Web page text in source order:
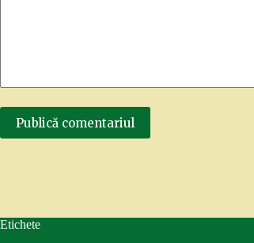
Publică comentariul
Etichete